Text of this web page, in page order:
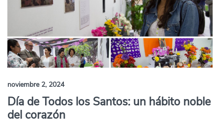
noviembre 2, 2024
Día de Todos los Santos: un hábito noble
del corazón